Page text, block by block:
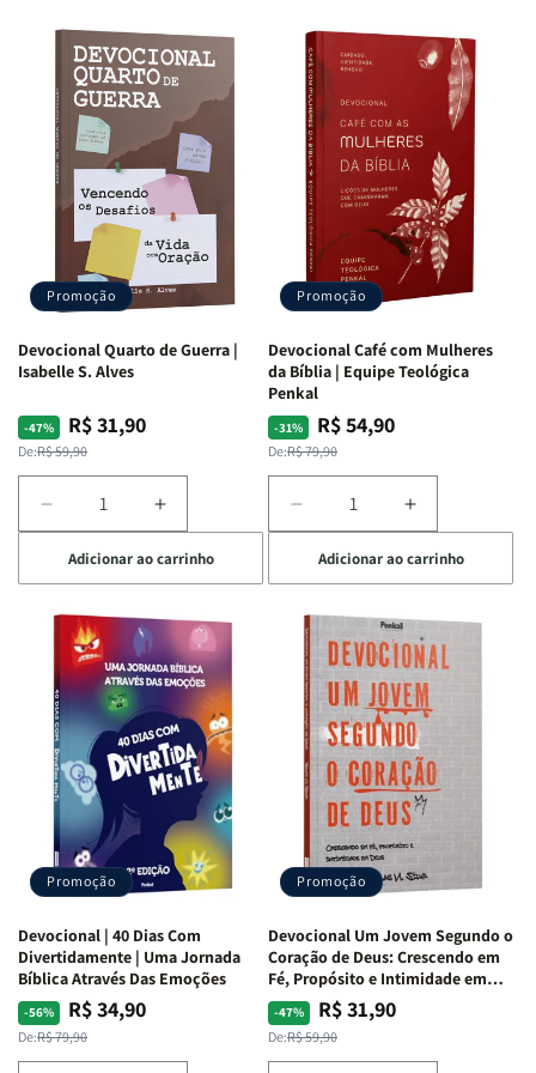
Promoção
Devocional Quarto de Guerra |
Isabelle S. Alves
-47%
Preço
normal
De:R$ 59,90
Preço
promocional
R$ 31,90
Diminuir
a
quantidade
de
Devocional
Quarto
de
Guerra
Isabelle
S.
Alves
Aumentar
a
quantidade
de
Devocional
Quarto
de
Guerra
|
Isabelle
S.
Alves
Adicionar ao carrinho
Promoção
Devocional Café com Mulheres
da Bíblia | Equipe Teológica
Penkal
-31%
Preço
normal
De:R$ 79,90
Preço
promocional
R$ 54,90
Diminuir
a
quantidade
de
Devocional
Café
com
Mulheres
da
Bíblia
Equipe
Teológica
Penkal
Aumentar
a
quantidade
de
Devocional
Café
com
Mulheres
da
Bíblia
|
Equipe
Teológica
Penkal
Adicionar ao carrinho
Promoção
Devocional | 40 Dias Com
Divertidamente | Uma Jornada
Bíblica Através Das Emoções
-56%
Preço
normal
De:R$ 79,90
Preço
promocional
R$ 34,90
Promoção
Devocional Um Jovem Segundo o
Coração de Deus: Crescendo em
Fé, Propósito e Intimidade em
Deus
-47%
Preço
normal
De:R$ 59,90
Preço
promocional
R$ 31,90